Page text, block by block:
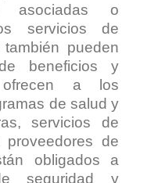
asociadas o
servicios de
pueden
beneficios y
a los
de salud y
servicios de
de
obligados a
seguridad y